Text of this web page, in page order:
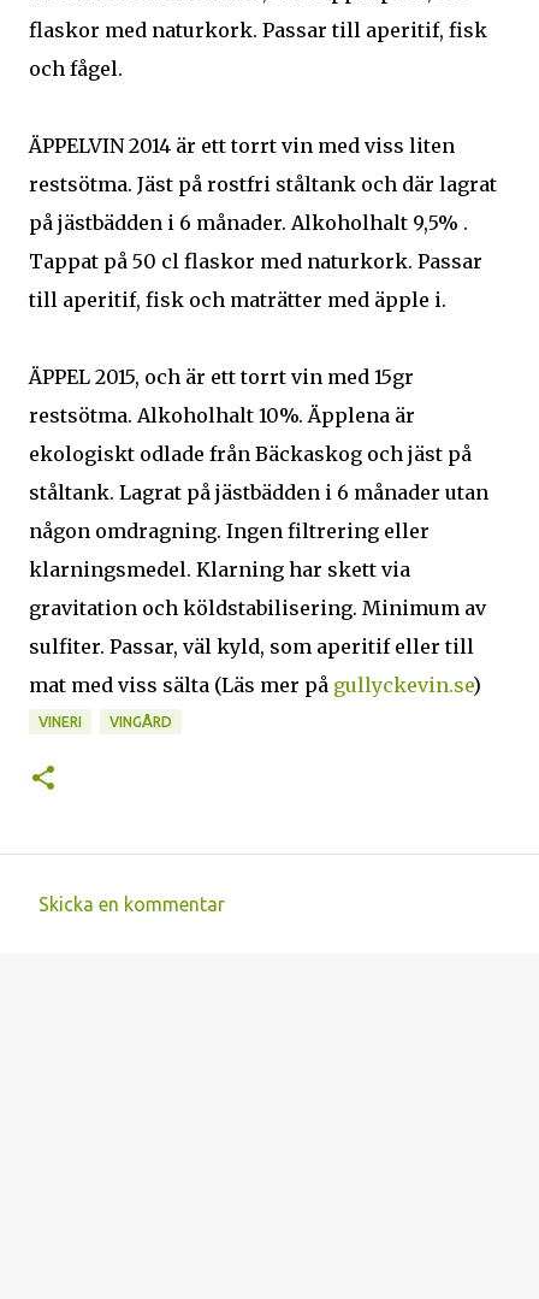
flaskor med naturkork. Passar till aperitif, fisk
och fågel.
ÄPPELVIN 2014 är ett torrt vin med viss liten
restsötma. Jäst på rostfri ståltank och där lagrat
på jästbädden i 6 månader. Alkoholhalt 9,5% .
Tappat på 50 cl flaskor med naturkork. Passar
till aperitif, fisk och maträtter med äpple i.
ÄPPEL 2015, och är ett torrt vin med 15gr
restsötma. Alkoholhalt 10%. Äpplena är
ekologiskt odlade från Bäckaskog och jäst på
ståltank. Lagrat på jästbädden i 6 månader utan
någon omdragning. Ingen filtrering eller
klarningsmedel. Klarning har skett via
gravitation och köldstabilisering. Minimum av
sulfiter. Passar, väl kyld, som aperitif eller till
mat med viss sälta (Läs mer på gullyckevin.se)
VINERI VINGÅRD
Skicka en kommentar